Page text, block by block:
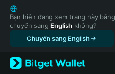
English
日本語
Tiếng Việt
Русский
Español (Latinoamérica)
Türkçe
Bạn hiện đang xem trang này bằng
chuyển sang English không?
Chuyển sang English